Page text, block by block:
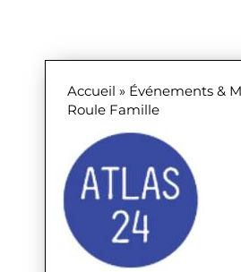
Accueil » Événements &
Roule Famille